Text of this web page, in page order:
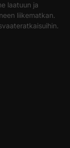
laatuun ja
liikematkan.